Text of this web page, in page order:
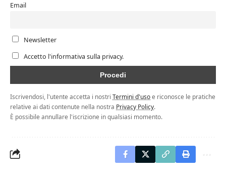
Email
Newsletter
Accetto l'informativa sulla privacy.
Iscrivendosi, l'utente accetta i nostri Termini d'usoe riconosce le pratiche
relative ai dati contenute nella nostra Privacy Policy.
È possibile annullare l'iscrizione in qualsiasi momento.